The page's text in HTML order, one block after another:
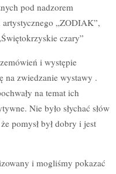
pod nadzorem
artystycznego „ZODIAK”,
czary”
i występie
na zwiedzanie wystawy .
na temat ich
Nie było słychać słów
pomysł był dobry i jest
i mogliśmy pokazać